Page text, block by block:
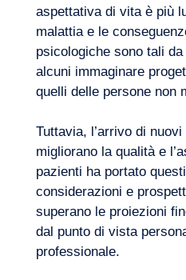
aspettativa di vita è più
malattia e le
psicologiche sono tali
alcuni immaginare
quelli delle persone non
Tuttavia, l’arrivo di
migliorano la qualità e
pazienti ha portato
considerazioni e
superano le proiezioni
dal punto di vista
professionale.